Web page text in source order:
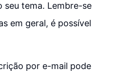
seu tema. Lembre-se
em geral, é possível
por e-mail pode